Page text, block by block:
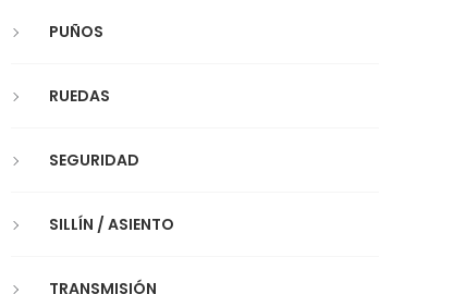
PUÑOS
RUEDAS
SEGURIDAD
SILLÍN / ASIENTO
TRANSMISIÓN